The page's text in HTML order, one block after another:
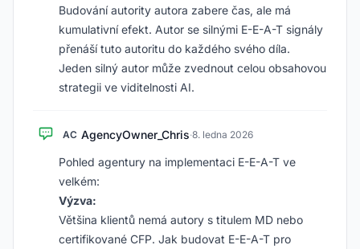
Budování autority autora zabere čas, ale má
kumulativní efekt. Autor se silnými E-E-A-T signály
přenáší tuto autoritu do každého svého díla.
Jeden silný autor může zvednout celou obsahovou
strategii ve viditelnosti AI.
AC AgencyOwner_Chris·8. ledna 2026
Pohled agentury na implementaci E-E-A-T ve
velkém:
Výzva:
Většina klientů nemá autory s titulem MD nebo
certifikované CFP. Jak budovat E-E-A-T pro